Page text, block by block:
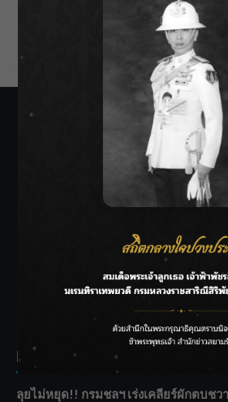
SIAMRATH
Recent Posts
ลุยไม่หยุด!! กรมชลฯ เร่งเคลียร์ผักตบชว